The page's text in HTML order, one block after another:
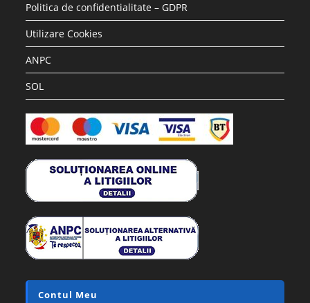
Politica de confidentialitate – GDPR
Utilizare Cookies
ANPC
SOL
Contul Meu